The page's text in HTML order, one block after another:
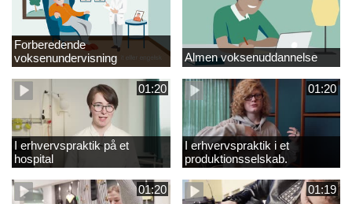
Forberedende
voksenundervisning
Almen voksenuddannelse
01:20
I erhvervspraktik på et
hospital
01:20
I erhvervspraktik i et
produktionsselskab.
01:20 01:19